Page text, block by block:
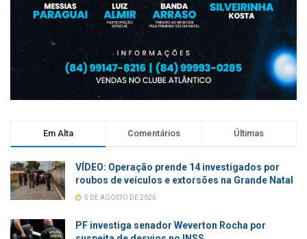
Em Alta Comentários Últimas
VÍDEO: Operação prende 14 investigados por
roubos de veículos e extorsões na Grande Natal
5 DE AGOSTO DE 2026
PF investiga senador Weverton Rocha por